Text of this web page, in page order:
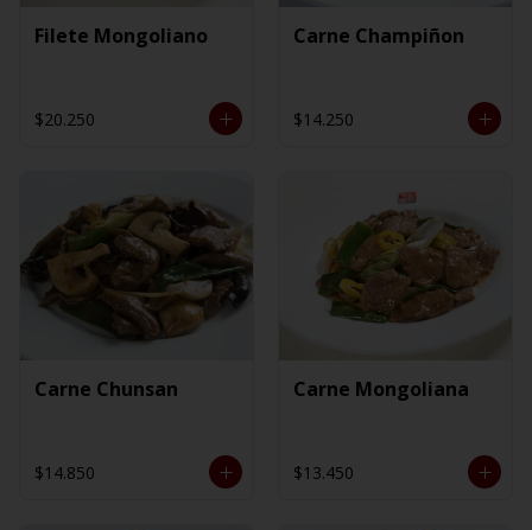
Filete Mongoliano
$20.250
Carne Champiñon
$14.250
Carne Chunsan
$14.850
Carne Mongoliana
$13.450